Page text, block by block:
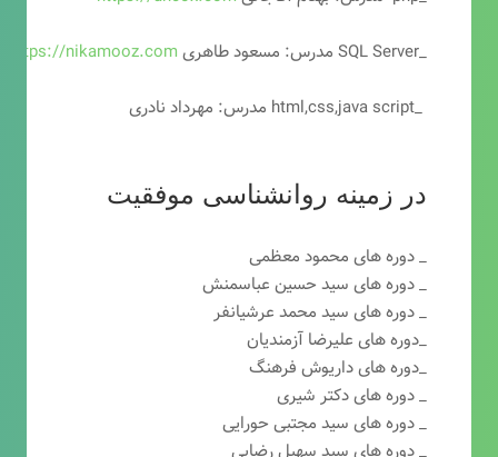
_SQL Server مدرس: مسعود طاهری
https://nikamooz.com
_html,css,java script مدرس: مهرداد نادری
در زمینه روانشناسی موفقیت
_ دوره های محمود معظمی
_ دوره های سید حسین عباسمنش
_ دوره های سید محمد عرشیانفر
_دوره های علیرضا آزمندیان
_دوره های داریوش فرهنگ
_ دوره های دکتر شیری
_ دوره های سید مجتبی حورایی
_ دوره های سید سهیل رضایی